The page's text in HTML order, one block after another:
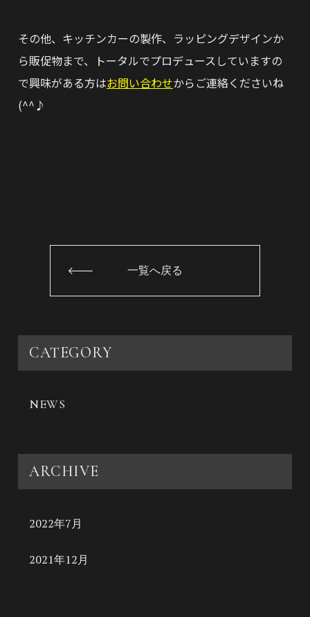
その他、キッチンカーの製作、ラッピングデザインか
ら販促物まで、トータルでプロデュースしていますの
で興味がある方はお問い合わせからご連絡くださいね
(^^♪
一覧へ戻る
CATEGORY
NEWS
ARCHIVE
2022年7月
2021年12月